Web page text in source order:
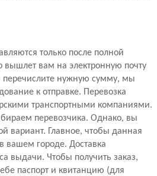
только после полной
вам на электронную почту
перечислите нужную сумму, мы
к отправке. Перевозка
транспортными компаниями.
перевозчика. Однако, вы
вариант. Главное, чтобы данная
вашем городе. Доставка
выдачи. Чтобы получить заказ,
паспорт и квитанцию (для